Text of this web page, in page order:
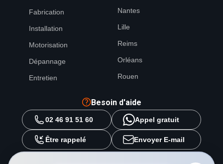
Fabrication
Installation
Motorisation
Dépannage
Entretien
Nantes
Lille
Reims
Orléans
Rouen
Besoin d'aide
02 46 91 51 60 Appel gratuit
Être rappelé Envoyer E-mail